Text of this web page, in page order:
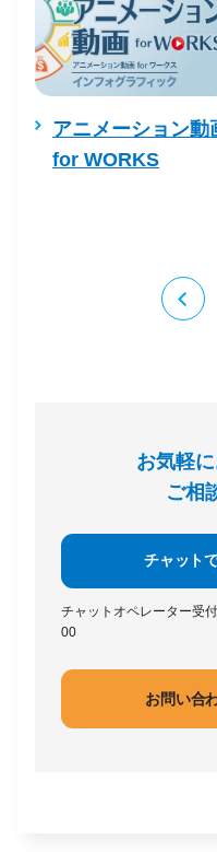
アニメーション動
for WORKS
お気軽
ご相
チャット
チャットオペレーター受
00
お問い合